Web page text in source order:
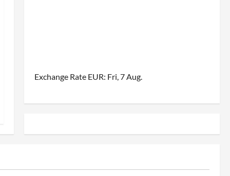
Exchange Rate EUR: Fri, 7 Aug.